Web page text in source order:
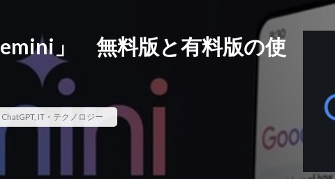
」 無料版と有料版の使
ChatGPT, IT・テクノロジー